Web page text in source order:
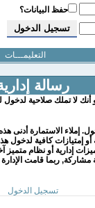
حفظ البيانات؟
التعليمـــات
رسالة إدارية
لا تملك صلاحية لدخول
إملاء الاستمارة أدنى
إمتيازات كافية لدخول
إدارية أو نظام متميز
مشاركة, ربما قامت
تسجيل الدخول